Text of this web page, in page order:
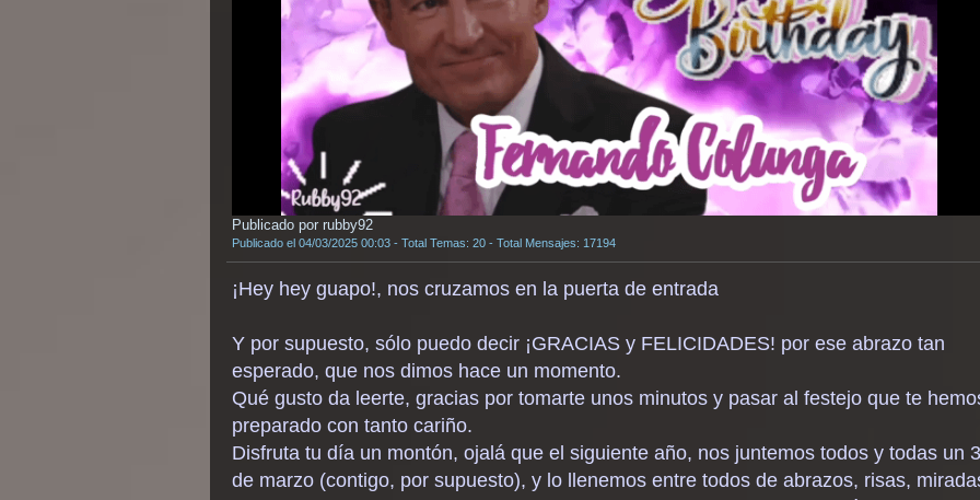
Publicado por rubby92
Publicado el 04/03/2025 00:03 - Total Temas: 20 - Total Mensajes: 17194
¡Hey hey guapo!, nos cruzamos en la puerta de entrada
Y por supuesto, sólo puedo decir ¡GRACIAS y FELICIDADES! por ese abrazo tan
esperado, que nos dimos hace un momento.
Qué gusto da leerte, gracias por tomarte unos minutos y pasar al festejo que te
preparado con tanto cariño.
Disfruta tu día un montón, ojalá que el siguiente año, nos juntemos todos y todas un 3
de marzo (contigo, por supuesto), y lo llenemos entre todos de abrazos, risas,